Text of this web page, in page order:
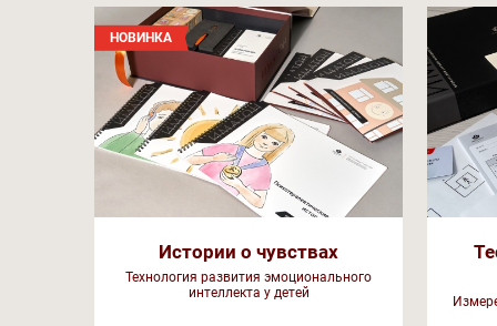
НОВИНКА
Истории о чувствах
Технология развития эмоционального
интеллекта у детей